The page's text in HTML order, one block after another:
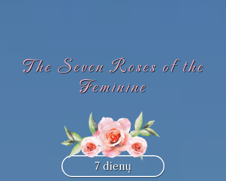
The Seven Roses of the
Feminine
7 dienų